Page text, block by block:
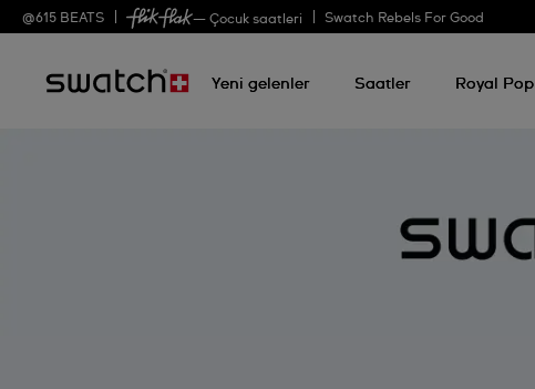
@615 BEATS — Çocuk saatleri Swatch Rebels For Good
Yeni gelenler Saatler Royal Pop